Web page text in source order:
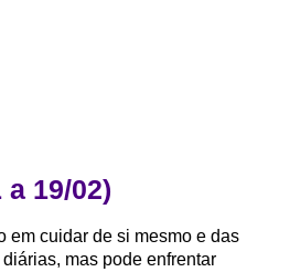
19/02)
em cuidar de si mesmo e das
mas pode enfrentar